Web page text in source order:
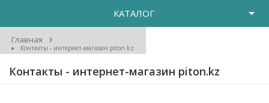
КАТАЛОГ
Главная ›
Контакты - интернет-магазин piton.kz
Контакты - интернет-магазин piton.kz